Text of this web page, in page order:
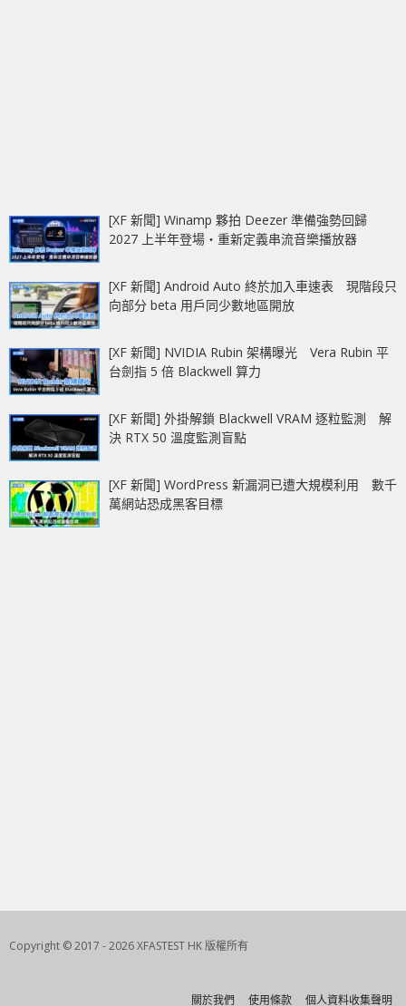
[XF 新聞] Winamp 夥拍 Deezer 準備強勢回歸
2027 上半年登場‧重新定義串流音樂播放器
[XF 新聞] Android Auto 終於加入車速表 現階段只
向部分 beta 用戶同少數地區開放
[XF 新聞] NVIDIA Rubin 架構曝光 Vera Rubin 平
台劍指 5 倍 Blackwell 算力
[XF 新聞] 外掛解鎖 Blackwell VRAM 逐粒監測 解
決 RTX 50 溫度監測盲點
[XF 新聞] WordPress 新漏洞已遭大規模利用 數千
萬網站恐成黑客目標
Copyright © 2017 - 2026 XFASTEST HK 版權所有
關於我們 使用條款 個人資料收集聲明